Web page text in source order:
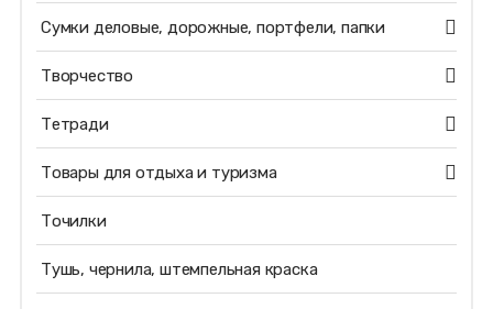
Сумки деловые, дорожные, портфели, папки
Творчество
Тетради
Товары для отдыха и туризма
Точилки
Тушь, чернила, штемпельная краска